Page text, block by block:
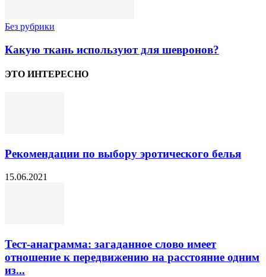
Без рубрики
Какую ткань используют для шевронов?
ЭТО ИНТЕРЕСНО
Рекомендации по выбору эротического белья
15.06.2021
Тест-анаграмма: загаданное слово имеет
отношение к передвижению на расстояние одним
из...